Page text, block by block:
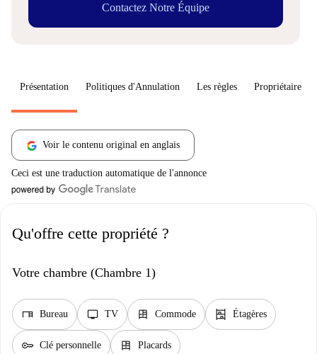
Contactez Notre Équipe
Présentation Politiques d'Annulation Les règles Propriétaire
Voir le contenu original en anglais
Ceci est une traduction automatique de l'annonce
Qu'offre cette propriété ?
Votre chambre (Chambre 1)
desk Bureau tv TV dresser Commode shelves Étagères
key Clé personnelle dresser Placards